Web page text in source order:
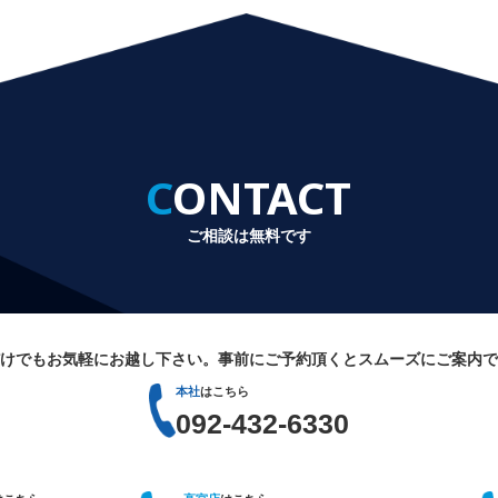
CONTACT
ご相談は無料です
でもお気軽にお越し下さい。 事前にご予約頂くとスムーズにご案内
本社はこちら
092-432-6330